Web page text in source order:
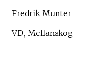
Fredrik Munter
VD, Mellanskog